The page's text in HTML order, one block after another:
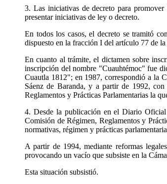
3. Las iniciativas de decreto para
presentar iniciativas de ley o decreto.
En todos los casos, el decreto se tramitó
dispuesto en la fracción I del artículo 77 de
En cuanto al trámite, el dictamen sobre
inscripción del nombre "Cuauhtémoc" fue
Cuautla 1812"; en 1987, correspondió a la
Sáenz de Baranda, y a partir de 1992,
Reglamentos y Prácticas Parlamentarias la
4. Desde la publicación en el Diario
Comisión de Régimen, Reglamentos y
normativas, régimen y prácticas
A partir de 1994, mediante reformas
provocando un vacío que subsiste en la
Esta situación subsistió.